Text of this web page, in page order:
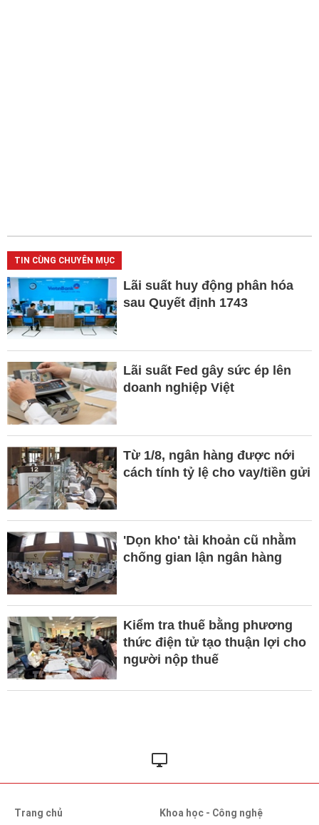
TIN CÙNG CHUYÊN MỤC
Lãi suất huy động phân hóa
sau Quyết định 1743
Lãi suất Fed gây sức ép lên
doanh nghiệp Việt
Từ 1/8, ngân hàng được nới
cách tính tỷ lệ cho vay/tiền gửi
'Dọn kho' tài khoản cũ nhằm
chống gian lận ngân hàng
Kiểm tra thuế bằng phương
thức điện tử tạo thuận lợi cho
người nộp thuế
Trang chủ
Khoa học - Công nghệ